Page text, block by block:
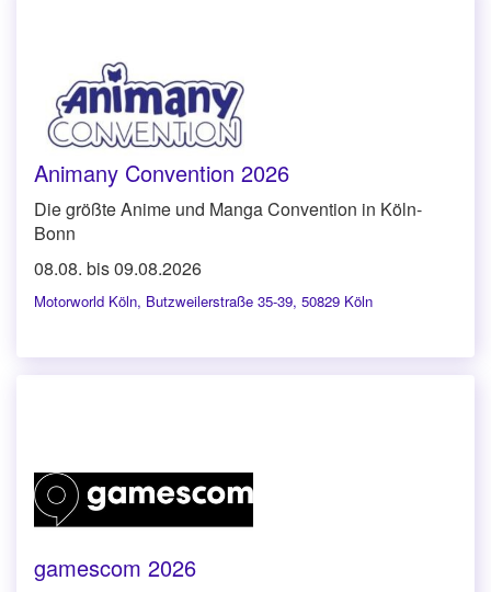
Animany Convention 2026
Die größte Anime und Manga Convention in Köln-
Bonn
08.08. bis 09.08.2026
Motorworld Köln, Butzweilerstraße 35-39, 50829 Köln
gamescom 2026